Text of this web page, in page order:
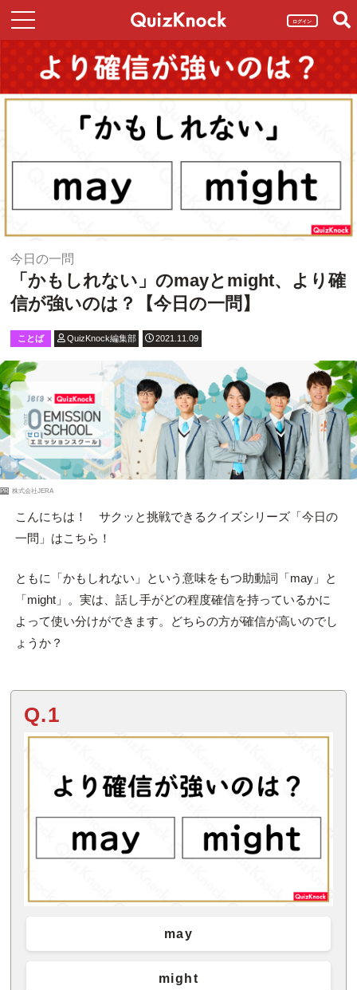
ログイン
今日の一問
「かもしれない」のmayとmight、より確
信が強いのは？【今日の一問】
ことば QuizKnock編集部 2021.11.09
PR 株式会社JERA
こんにちは！ サクッと挑戦できるクイズシリーズ「今日の
一問」はこちら！
ともに「かもしれない」という意味をもつ助動詞「may」と
「might」。実は、話し手がどの程度確信を持っているかに
よって使い分けができます。どちらの方が確信が高いのでし
ょうか？
Q.1
may
might